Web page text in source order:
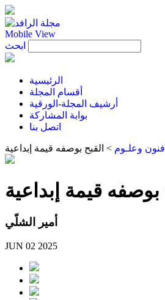
Mobile View
ابحث
الرئيسية
أقسام المجلة
أرشيف المجلة-الورقية
بوابة المشاركة
اتصل بنا
فنون وعلـوم >
أمير الشلّي
JUN 02 2025